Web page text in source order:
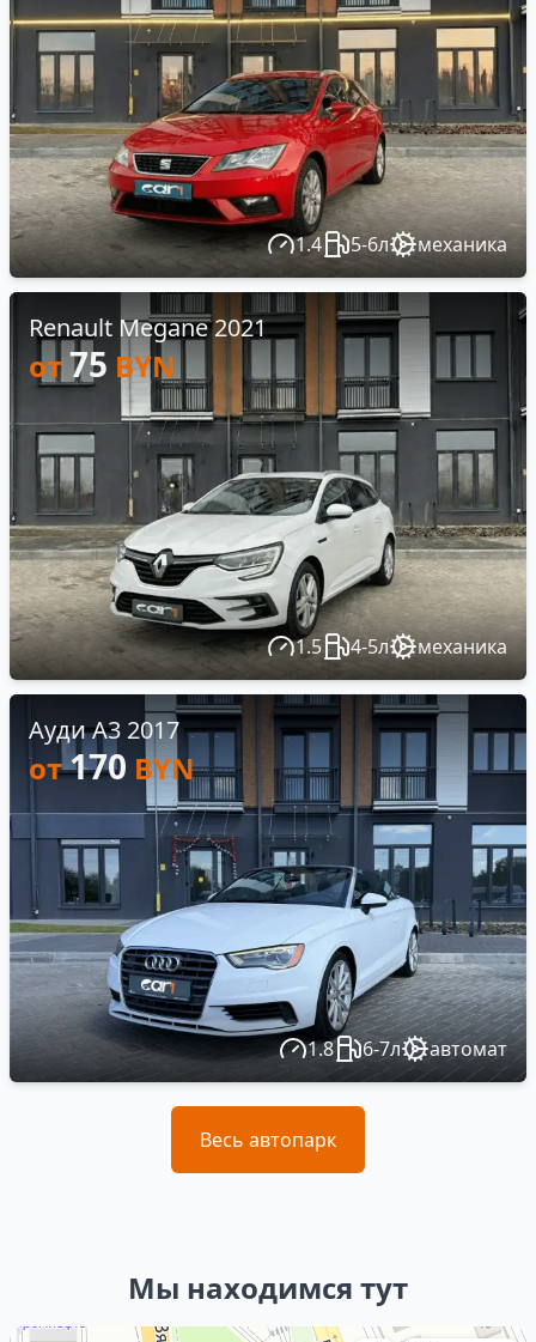
1.4 5-6л механика
Renault Megane 2021
от75 BYN
1.5 4-5л механика
Ауди А3 2017
от170 BYN
1.8 6-7л автомат
Весь автопарк
Мы находимся тут